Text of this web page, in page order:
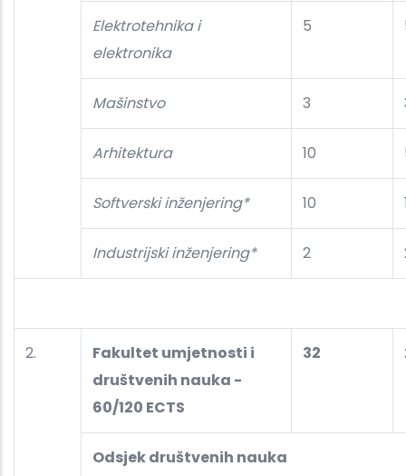
Elektrotehnika i
elektronika
5
Mašinstvo 3
Arhitektura 10
Softverski inženjering* 10
Industrijski inženjering* 2
2.
Fakultet umjetnosti i
društvenih nauka -
60/120 ECTS
32
Odsjek društvenih nauka